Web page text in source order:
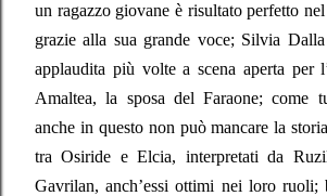
un ragazzo giovane è risultato perfetto
grazie alla sua grande voce; Silvia Dalla
applaudita più volte a scena aperta per
Amaltea, la sposa del Faraone; come
anche in questo non può mancare la
tra Osiride e Elcia, interpretati da
Gavrilan, anch’essi ottimi nei loro ruoli;